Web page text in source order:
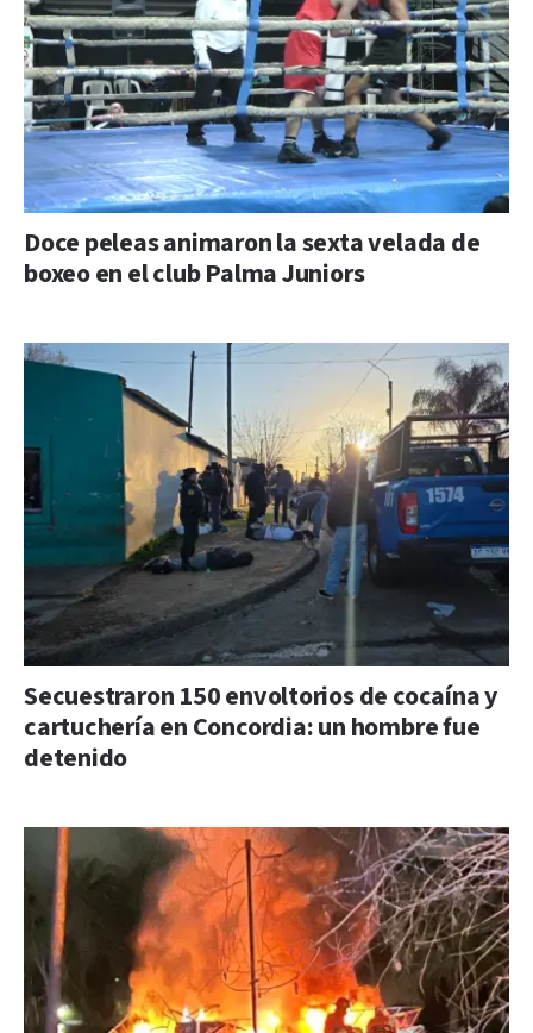
Doce peleas animaron la sexta velada de
boxeo en el club Palma Juniors
Secuestraron 150 envoltorios de cocaína y
cartuchería en Concordia: un hombre fue
detenido